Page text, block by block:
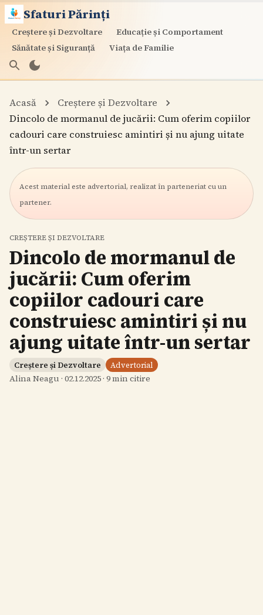
Sfaturi Părinți
Creștere și Dezvoltare
Educație și Comportament
Sănătate și Siguranță
Viața de Familie
Acasă
Creștere și Dezvoltare
Dincolo de mormanul de jucării: Cum oferim copiilor
cadouri care construiesc amintiri și nu ajung uitate
într-un sertar
Acest material este advertorial, realizat în parteneriat cuun
partener.
CREȘTERE ȘI DEZVOLTARE
Dincolo de mormanul de
jucării: Cum oferim
copiilor cadouri care
construiesc amintiri și nu
ajung uitate într-un sertar
Creștere și Dezvoltare Advertorial
Alina Neagu · 02.12.2025 · 9min citire